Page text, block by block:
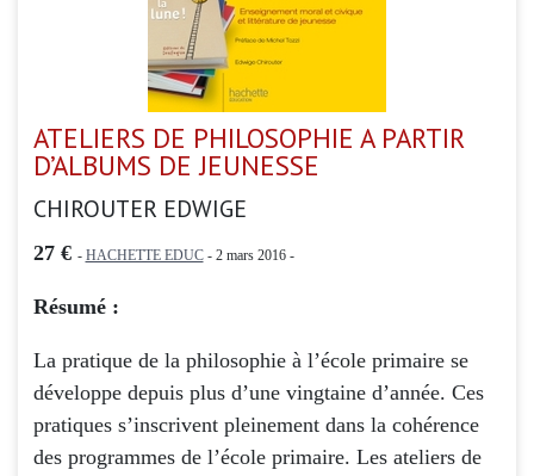
ATELIERS DE PHILOSOPHIE A PARTIR
D’ALBUMS DE JEUNESSE
CHIROUTER EDWIGE
27 € - HACHETTE EDUC- 2 mars 2016 -
Résumé :
La pratique de la philosophie à l’école primaire se
développe depuis plus d’une vingtaine d’année. Ces
pratiques s’inscrivent pleinement dans la cohérence
des programmes de l’école primaire. Les ateliers de